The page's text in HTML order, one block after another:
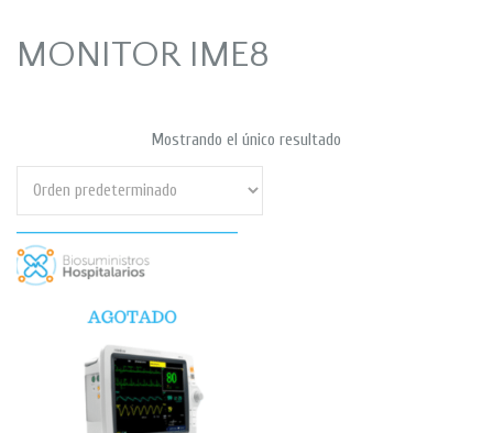
MONITOR IME8
Mostrando el único resultado